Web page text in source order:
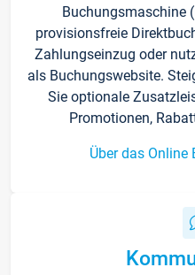
Buchungsmaschine
provisionsfreie
Zahlungseinzug oder
als Buchungswebsite.
Sie optionale
Promotionen,
Über das Online